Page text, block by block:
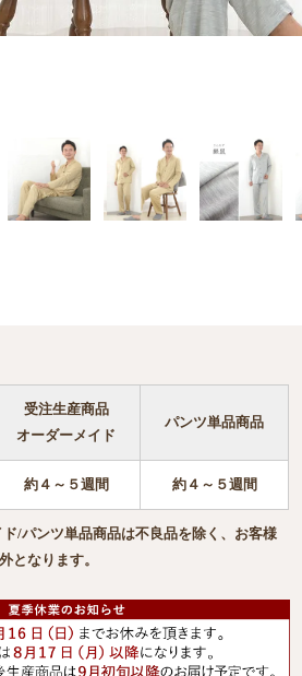
受注生産商品
オーダーメイド
パンツ単品商品
約４～５週間 約４～５週間
/パンツ単品商品は不良品を除く、お客様
となります。